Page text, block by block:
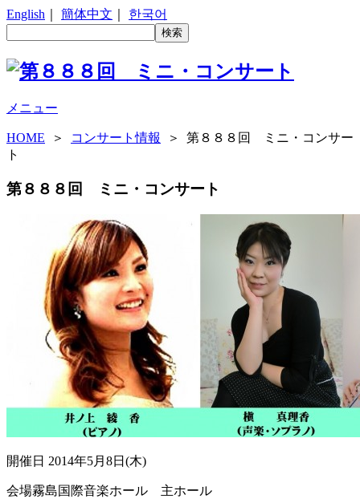
English 簡体中文 한국어
メニュー
HOME ＞ コンサート情報
＞ 第８８８回 ミニ・コンサー
ト
第８８８回 ミニ・コンサート
開催日 2014年5月8日(木)
会場霧島国際音楽ホール 主ホール